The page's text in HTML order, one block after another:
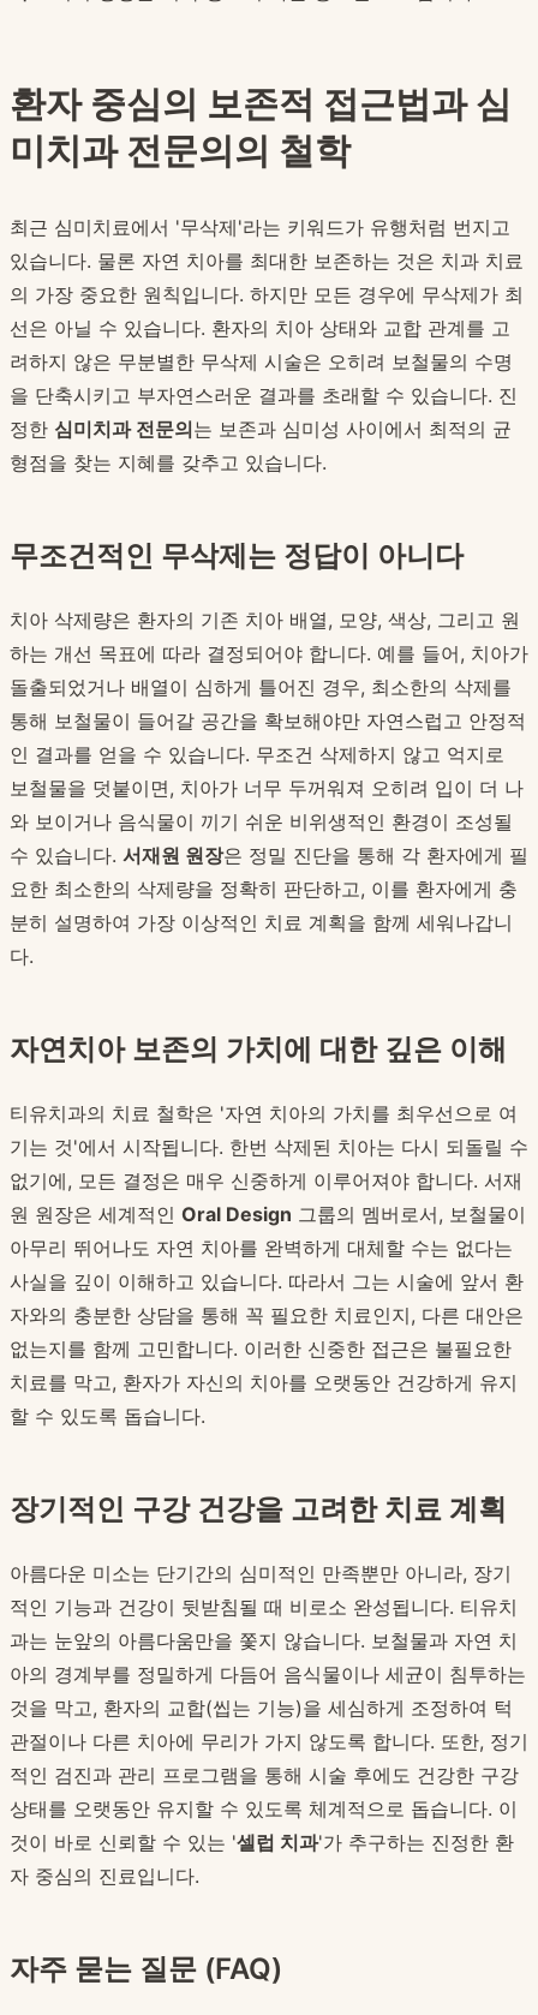
환자 중심의 보존적 접근법과 심
미치과 전문의의 철학
최근 심미치료에서 '무삭제'라는 키워드가 유행처럼 번지고
있습니다. 물론 자연 치아를 최대한 보존하는 것은 치과 치료
의 가장 중요한 원칙입니다. 하지만 모든 경우에 무삭제가 최
선은 아닐 수 있습니다. 환자의 치아 상태와 교합 관계를 고
려하지 않은 무분별한 무삭제 시술은 오히려 보철물의 수명
을 단축시키고 부자연스러운 결과를 초래할 수 있습니다. 진
정한 심미치과 전문의는 보존과 심미성 사이에서 최적의 균
형점을 찾는 지혜를 갖추고 있습니다.
무조건적인 무삭제는 정답이 아니다
치아 삭제량은 환자의 기존 치아 배열, 모양, 색상, 그리고 원
하는 개선 목표에 따라 결정되어야 합니다. 예를 들어, 치아가
돌출되었거나 배열이 심하게 틀어진 경우, 최소한의 삭제를
통해 보철물이 들어갈 공간을 확보해야만 자연스럽고 안정적
인 결과를 얻을 수 있습니다. 무조건 삭제하지 않고 억지로
보철물을 덧붙이면, 치아가 너무 두꺼워져 오히려 입이 더 나
와 보이거나 음식물이 끼기 쉬운 비위생적인 환경이 조성될
수 있습니다. 서재원 원장은 정밀 진단을 통해 각 환자에게 필
요한 최소한의 삭제량을 정확히 판단하고, 이를 환자에게 충
분히 설명하여 가장 이상적인 치료 계획을 함께 세워나갑니
다.
자연치아 보존의 가치에 대한 깊은 이해
티유치과의 치료 철학은 '자연 치아의 가치를 최우선으로 여
기는 것'에서 시작됩니다. 한번 삭제된 치아는 다시 되돌릴 수
없기에, 모든 결정은 매우 신중하게 이루어져야 합니다. 서재
원 원장은 세계적인 Oral Design 그룹의 멤버로서, 보철물이
아무리 뛰어나도 자연 치아를 완벽하게 대체할 수는 없다는
사실을 깊이 이해하고 있습니다. 따라서 그는 시술에 앞서 환
자와의 충분한 상담을 통해 꼭 필요한 치료인지, 다른 대안은
없는지를 함께 고민합니다. 이러한 신중한 접근은 불필요한
치료를 막고, 환자가 자신의 치아를 오랫동안 건강하게 유지
할 수 있도록 돕습니다.
장기적인 구강 건강을 고려한 치료 계획
아름다운 미소는 단기간의 심미적인 만족뿐만 아니라, 장기
적인 기능과 건강이 뒷받침될 때 비로소 완성됩니다. 티유치
과는 눈앞의 아름다움만을 쫓지 않습니다. 보철물과 자연 치
아의 경계부를 정밀하게 다듬어 음식물이나 세균이 침투하는
것을 막고, 환자의 교합(씹는 기능)을 세심하게 조정하여 턱
관절이나 다른 치아에 무리가 가지 않도록 합니다. 또한, 정기
적인 검진과 관리 프로그램을 통해 시술 후에도 건강한 구강
상태를 오랫동안 유지할 수 있도록 체계적으로 돕습니다. 이
것이 바로 신뢰할 수 있는 '셀럽 치과'가 추구하는 진정한 환
자 중심의 진료입니다.
자주 묻는 질문 (FAQ)